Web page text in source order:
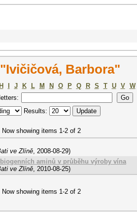
Barbora"
H J K L M N O P Q R S T U V W
Results:
Now showing items 1-2 of 2
ve Zlíně, 2008-08-29)
aminů v průběhu výroby vína
ve Zlíně, 2010-08-25)
Now showing items 1-2 of 2